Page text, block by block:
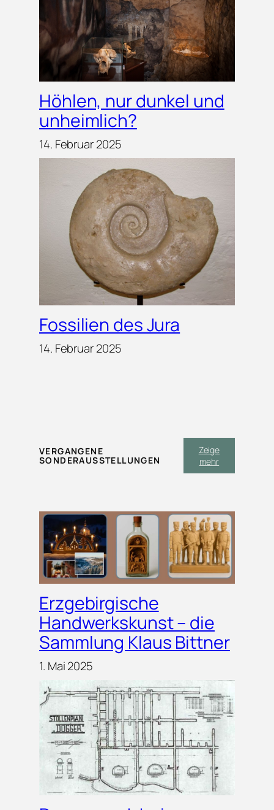
Höhlen, nur dunkel und
unheimlich?
14. Februar 2025
Fossilien des Jura
14. Februar 2025
VERGANGENE
SONDERAUSSTELLUNGEN
Zeige
mehr
Erzgebirgische
Handwerkskunst – die
Sammlung Klaus Bittner
1. Mai 2025